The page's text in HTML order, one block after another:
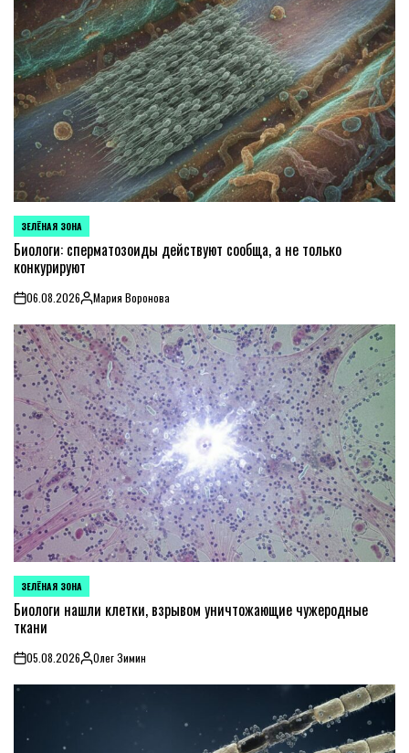
POSTED
IN
ЗЕЛЁНАЯ ЗОНА
Биологи: сперматозоиды действуют сообща, а не только
конкурируют
on06.08.2026PostedМария Воронова
POSTED
IN
ЗЕЛЁНАЯ ЗОНА
Биологи нашли клетки, взрывом уничтожающие чужеродные
ткани
on05.08.2026PostedОлег Зимин